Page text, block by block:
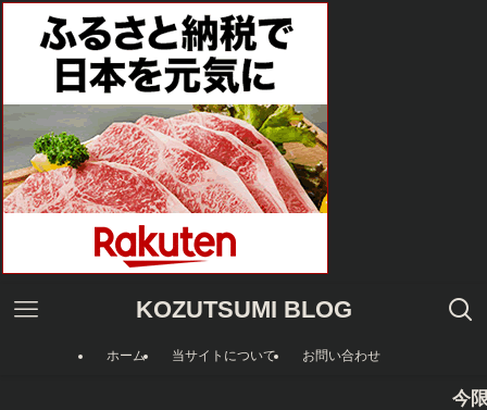
KOZUTSUMI BLOG
ホーム 当サイトについて お問い合わせ
今